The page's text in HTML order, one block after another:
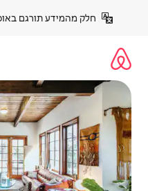
אוטומטי. להצגה בשפת המקור
להציע את הבית ב-Airbnb